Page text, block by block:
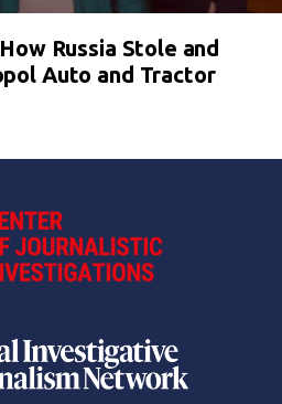
Russia Stole and
Auto and Tractor